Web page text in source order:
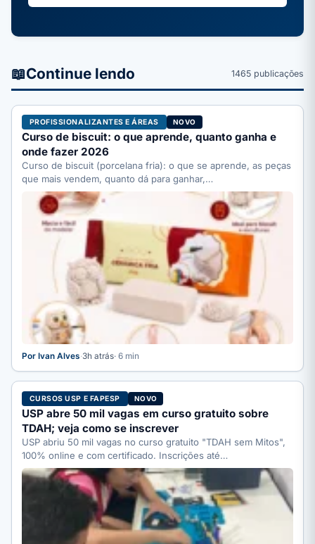
📖Continue lendo 1465 publicações
PROFISSIONALIZANTES E ÁREAS NOVO
Curso de biscuit: o que aprende, quanto ganha e
onde fazer 2026
Curso de biscuit (porcelana fria): o que se aprende, as peças
que mais vendem, quanto dá para ganhar,…
Por Ivan Alves·3h atrás· 6 min
CURSOS USP E FAPESP NOVO
USP abre 50 mil vagas em curso gratuito sobre
TDAH; veja como se inscrever
USP abriu 50 mil vagas no curso gratuito "TDAH sem Mitos",
100% online e com certificado. Inscrições até…